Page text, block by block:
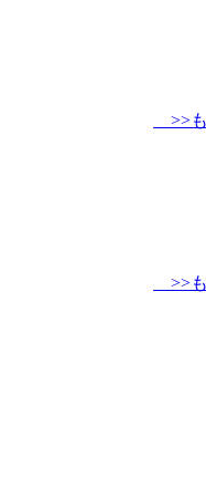
>>
>>